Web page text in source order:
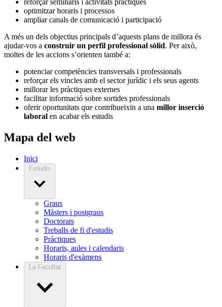
optimitzar horaris i processos
ampliar canals de comunicació i participació
A més un dels objectius principals d’aquests plans de millora és
ajudar-vos a construir un perfil professional sòlid. Per això,
moltes de les accions s’orienten també a:
potenciar competències transversals i professionals
reforçar els vincles amb el sector jurídic i els seus agents
millorar les pràctiques externes
facilitar informació sobre sortides professionals
oferir oportunitats que contribueixin a una millor inserció
laboral en acabar els estudis
Mapa del web
Inici
Estudis
Graus
Màsters i postgraus
Doctorats
Treballs de fi d'estudis
Pràctiques
Horaris, aules i calendaris
Horaris d'exàmens
La Facultat